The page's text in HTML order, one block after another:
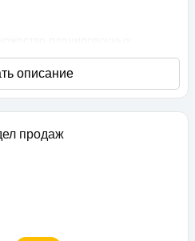
планировочных
как классического типа, так и
с подчистовой отделкой,
2,75 метра. В квартирах